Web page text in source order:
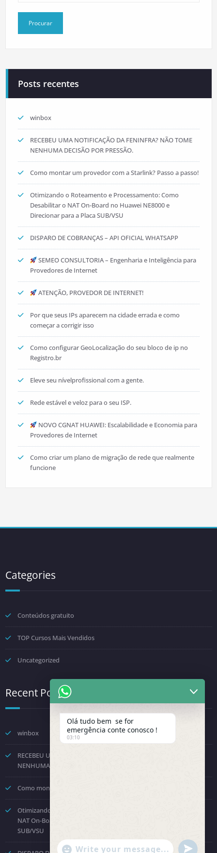
Posts recentes
winbox
RECEBEU UMA NOTIFICAÇÃO DA FENINFRA? NÃO TOME
NENHUMA DECISÃO POR PRESSÃO.
Como montar um provedor com a Starlink? Passo a passo!
Otimizando o Roteamento e Processamento: Como
Desabilitar o NAT On-Board no Huawei NE8000 e
Direcionar para a Placa SUB/VSU
DISPARO DE COBRANÇAS – API OFICIAL WHATSAPP
SEMEO CONSULTORIA – Engenharia e Inteligência para
Provedores de Internet
ATENÇÃO, PROVEDOR DE INTERNET!
Por que seus IPs aparecem na cidade errada e como
começar a corrigir isso
Como configurar GeoLocalização do seu bloco de ip no
Registro.br
Eleve seu nívelprofissional com a gente.
Rede estável e veloz para o seu ISP.
NOVO CGNAT HUAWEI: Escalabilidade e Economia para
Provedores de Internet
Como criar um plano de migração de rede que realmente
funcione
Categories
Conteúdos gratuito
TOP Cursos Mais Vendidos
Uncategorized
Recent Posts
winbox
RECEBEU UMA NOTIFICAÇÃO DA FENINFRA? NÃO TOME
NENHUMA DECISÃO POR PRESSÃO.
Como montar um provedor com a Starlink? Passo a passo!
Otimizando o Roteamento e Processamento: Como Desabilitar o
NAT On-Board no Huawei NE8000 e Direcionar para a Placa
SUB/VSU
Olá tudo bem se for
emergência conte conosco !
03:10
"+chaty_settings.lang.emoji_picker+" undefined